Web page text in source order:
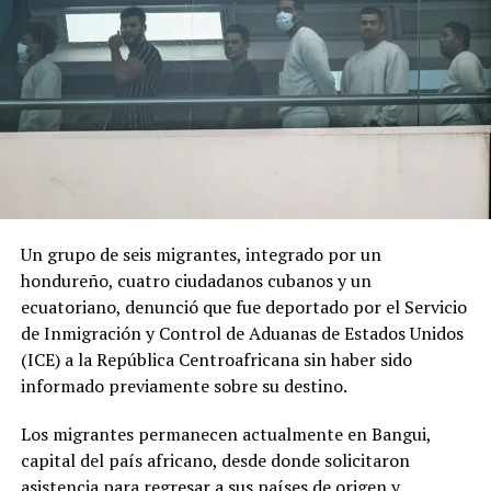
El cambio de Gobierno genera expectativas y
preocupación entre sectores de la población debido al
discurso de seguridad del nuevo presidente.
«Por los anuncios que ha hecho se nota que va a ser
como de una mano fuerte, ojalá que no vaya a haber una
nueva violencia», declaró a AFP Óscar Obando, un
trabajador de 67 años que se dedica a redactar
documentos en las calles de Cali utilizando una máquina
de escribir.
De la Espriella, quien utiliza el sobrenombre de «El
Un grupo de seis migrantes, integrado por un
hondureño, cuatro ciudadanos cubanos y un
ecuatoriano, denunció que fue deportado por el Servicio
de Inmigración y Control de Aduanas de Estados Unidos
(ICE) a la República Centroafricana sin haber sido
informado previamente sobre su destino.
Los migrantes permanecen actualmente en Bangui,
capital del país africano, desde donde solicitaron